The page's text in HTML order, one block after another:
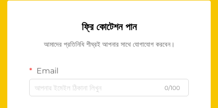
ফ্রি কোটেশন পান
আমাদের প্রতিনিধি শীঘ্রই আপনার সাথে যোগাযোগ করবেন।
Email
0/100